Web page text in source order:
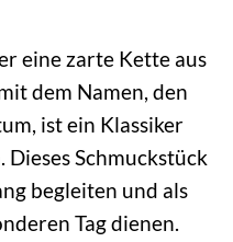
eine zarte Kette aus
dem Namen, den
ist ein Klassiker
Dieses Schmuckstück
begleiten und als
Tag dienen.